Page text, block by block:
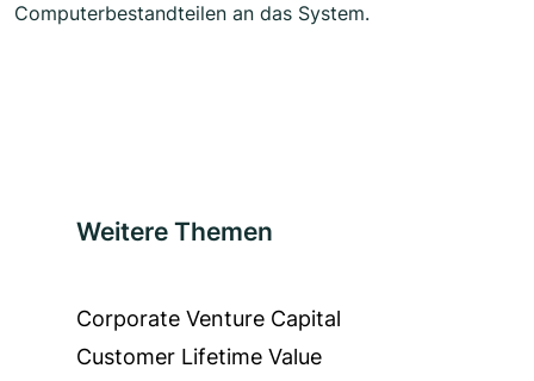
Computerbestandteilen an das System.
Weitere Themen
Corporate Venture Capital
Customer Lifetime Value